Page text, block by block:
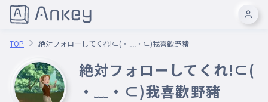
TOP 絶対フォローしてくれ!⊂(・﹏・⊂)我喜歡野豬
絶対フォローしてくれ!⊂(
・﹏・⊂)我喜歡野豬